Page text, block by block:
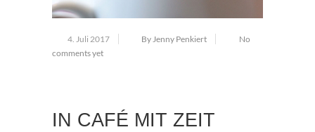
4. Juli 2017 By Jenny Penkiert
No
comments yet
IN CAFÉ MIT ZEIT